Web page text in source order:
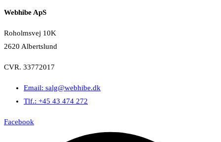
Webhibe ApS
Roholmsvej 10K
2620 Albertslund
CVR. 33772017
Email: salg@webhibe.dk
Tlf.: +45 43 474 272
Facebook